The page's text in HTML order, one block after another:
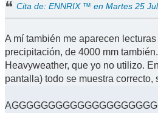
Cita de: ENNRIX ™ en Martes 25
A mí también me aparecen
precipitación, de 4000 mm
Heavyweather, que yo no utilizo.
pantalla) todo se muestra correcto,